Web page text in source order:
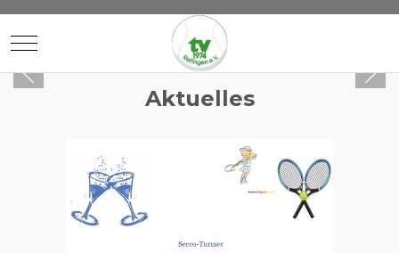
Mobile Menu Toggle
Aktuelles